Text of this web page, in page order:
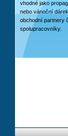
vhodné jako
nebo vánoční
obchodní partnery
spolupracovníky.